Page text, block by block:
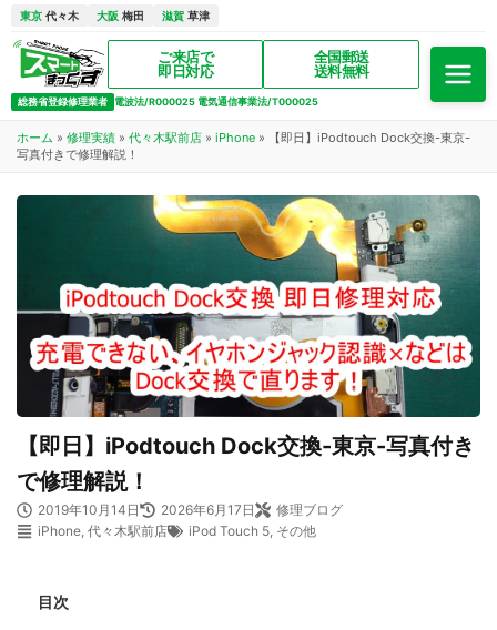
東京 代々木 大阪 梅田 滋賀 草津
ご来店で
即日対応
全国郵送
送料無料
総務省登録修理業者 電波法/R000025 電気通信事業法/T000025
ホーム » 修理実績 » 代々木駅前店 » iPhone »
【即日】iPodtouch Dock交換-東京-
写真付きで修理解説！
【即日】iPodtouch Dock交換-東京-写真付き
で修理解説！
2019年10月14日 2026年6月17日
修理ブログ
iPhone, 代々木駅前店 iPod Touch 5, その他
目次